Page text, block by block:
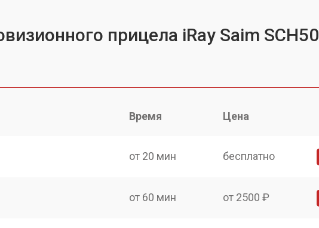
прицела iRay Saim SCH50
Время Цена
от 20 мин бесплатно
от 60 мин от 2500 ₽